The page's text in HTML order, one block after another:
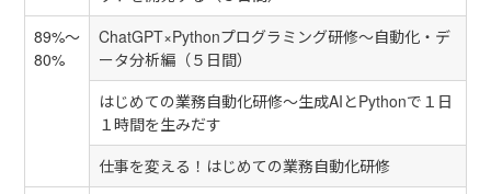
89%～
80%
ChatGPT×Pythonプログラミング研修～自動化・デ
ータ分析編（５日間）
はじめての業務自動化研修～生成AIとPythonで１日
１時間を生みだす
仕事を変える！はじめての業務自動化研修